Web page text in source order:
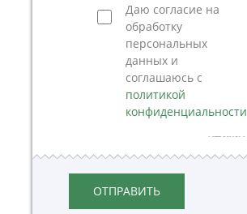
Даю согласие на
обработку
персональных
данных и
соглашаюсь с
политикой
конфиденциальности
ОТПРАВИТЬ